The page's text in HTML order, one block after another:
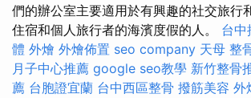
們的辦公室主要適用於有興趣的社交旅行
住宿和個人旅行者的海濱度假的人。 台中
體 外燴 外燴佈置 seo company 天母 整
月子中心推薦 google seo教學 新竹整骨
薦 台胞證宜蘭 台中西區整骨 撥筋美容 外